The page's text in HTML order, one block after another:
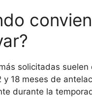
solicitadas suelen
y 18 meses de
durante la